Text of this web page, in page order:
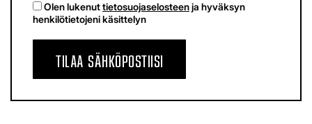
Olen lukenuttietosuojaselosteenja hyväksyn
henkilötietojeni käsittelyn
TILAA SÄHKÖPOSTIISI